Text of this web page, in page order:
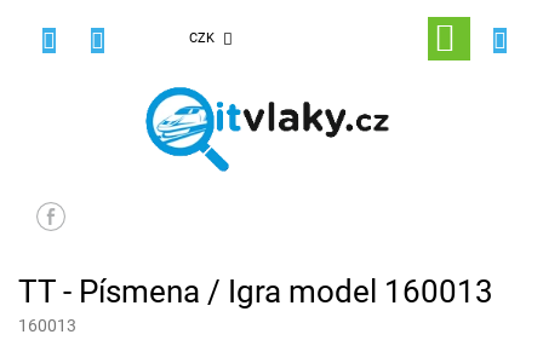
CZK
NÁKUPNÍ
KOŠÍK
TT - Písmena / Igra model 160013
160013